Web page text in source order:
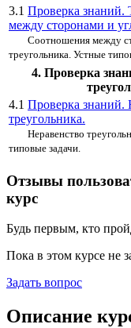
3.1 Проверка знаний.
между сторонами и
Соотношения между
треугольника. Устные
4. Проверка
4.1 Проверка знаний.
треугольника.
Неравенство
типовые задачи.
Отзывы
курс
Будь первым, кто
Пока в этом курсе не
Задать вопрос
Описание